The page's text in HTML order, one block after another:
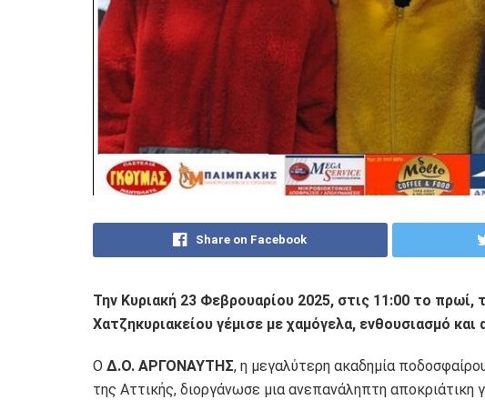
Share on Facebook
Την Κυριακή 23 Φεβρουαρίου 2025, στις 11:00 το πρωί,
Χατζηκυριακείου γέμισε με χαμόγελα, ενθουσιασμό
Ο Δ.Ο. ΑΡΓΟΝΑΥΤΗΣ, η μεγαλύτερη ακαδημία
της Αττικής, διοργάνωσε μια ανεπανάληπτη αποκριάτικη